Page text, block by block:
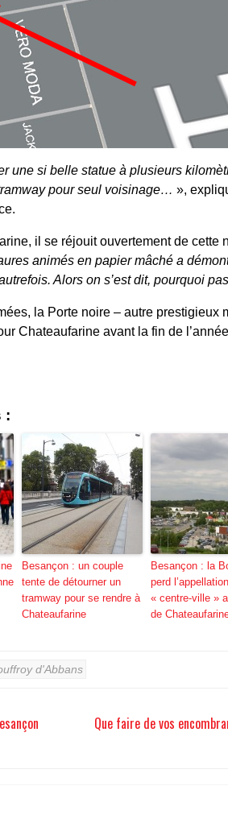
une si belle statue à plusieurs
pour seul voisinage… »,
il se réjouit ouvertement de cette
animés en papier mâché a
Alors on s’est dit, pourquoi
la Porte noire – autre prestigieux
Chateaufarine avant la fin de
:
Besançon : un couple
tente de détourner un
tramway pour se rendre à
Chateaufarine
Besançon : la
perd l’appellation
« centre-ville »
de
d'Abbans
Que faire de vos